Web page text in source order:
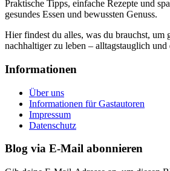
Praktische Tipps, einfache Rezepte und
gesundes Essen und bewussten Genuss.
Hier findest du alles, was du brauchst, um
nachhaltiger zu leben – alltagstauglich und
Informationen
Über uns
Informationen für Gastautoren
Impressum
Datenschutz
Blog via E-Mail abonnieren